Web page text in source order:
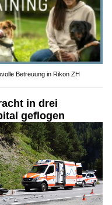
Betreuung in Rikon ZH
in drei
geflogen